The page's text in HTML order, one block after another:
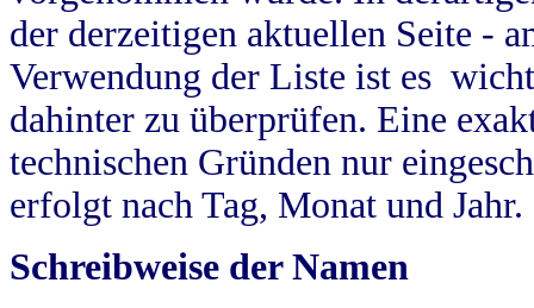
der derzeitigen aktuellen Seite -
Verwendung der Liste ist es
dahinter zu überprüfen. Eine
technischen Gründen nur
erfolgt nach Tag, Monat und Jahr.
Schreibweise der Namen